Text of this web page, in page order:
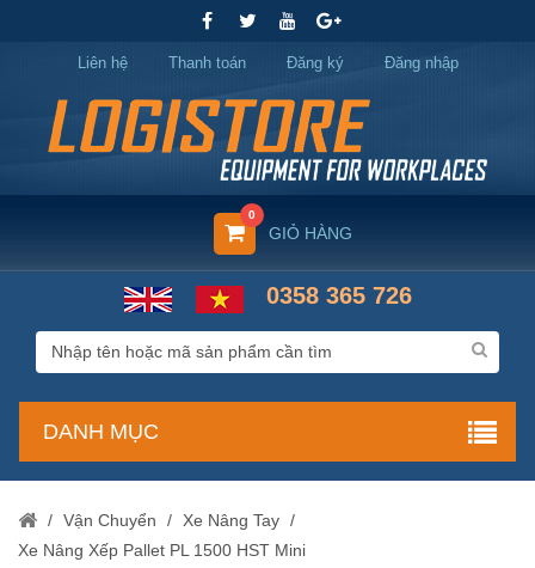
Liên hệ Thanh toán Đăng ký Đăng nhập
GIỎ HÀNG
0
0358 365 726
DANH MỤC
/ Vận Chuyển / Xe Nâng Tay /
Xe Nâng Xếp Pallet PL 1500 HST Mini